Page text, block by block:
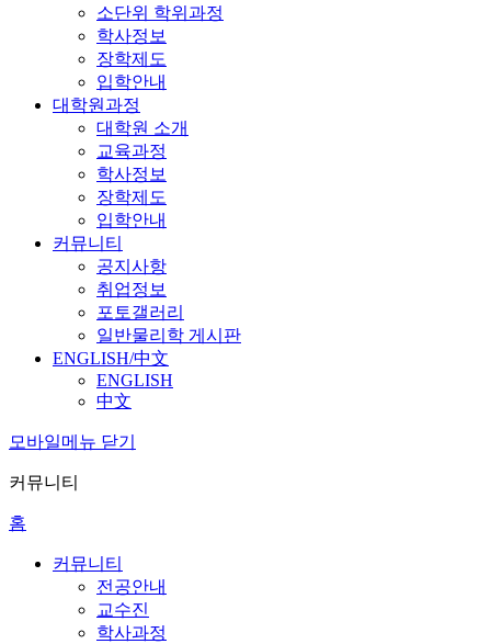
소단위 학위과정
학사정보
장학제도
입학안내
대학원과정
대학원 소개
교육과정
학사정보
장학제도
입학안내
커뮤니티
공지사항
취업정보
포토갤러리
일반물리학 게시판
ENGLISH/中文
ENGLISH
中文
모바일메뉴 닫기
커뮤니티
홈
커뮤니티
전공안내
교수진
학사과정